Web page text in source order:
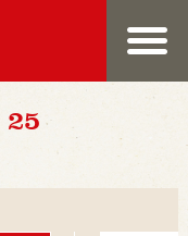
25